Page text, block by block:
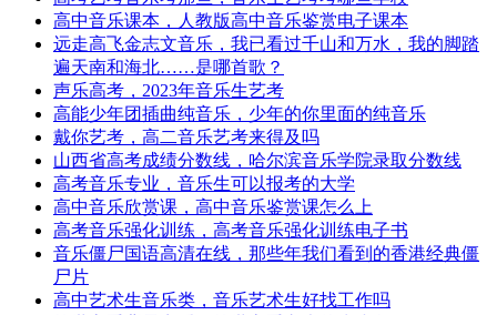
高中音乐课本，人教版高中音乐鉴赏电子课本
远走高飞金志文音乐，我已看过千山和万水，我的脚踏
遍天南和海北……是哪首歌？
声乐高考，2023年音乐生艺考
高能少年团插曲纯音乐，少年的你里面的纯音乐
戴你艺考，高二音乐艺考来得及吗
山西省高考成绩分数线，哈尔滨音乐学院录取分数线
高考音乐专业，音乐生可以报考的大学
高中音乐欣赏课，高中音乐鉴赏课怎么上
高考音乐强化训练，高考音乐强化训练电子书
音乐僵尸国语高清在线，那些年我们看到的香港经典僵
尸片
高中艺术生音乐类，音乐艺术生好找工作吗